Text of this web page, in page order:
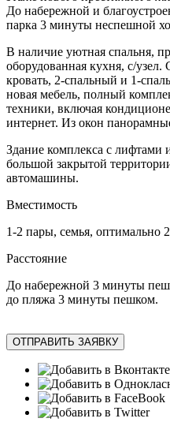
До набережной и
парка 3 минуты неспешной
В наличие уютная спальня,
оборудованная кухня, с/
кровать, 2-спальный и 1-
новая мебель, полный
техники, включая
интернет. Из окон
Здание комплекса с лифтами
большой закрытой
автомашины.
Вместимость
1-2 пары, семья, оптимально
Расстояние
До набережной 3 минуты
до пляжа 3 минуты пешком.
ОТПРАВИТЬ ЗАЯВКУ